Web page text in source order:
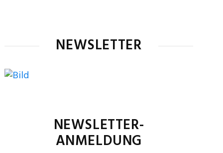
NEWSLETTER
NEWSLETTER-
ANMELDUNG